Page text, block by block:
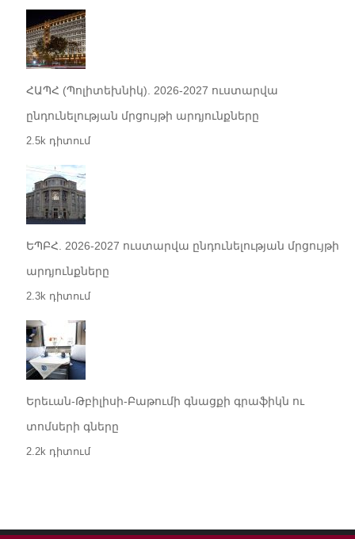
ՀԱՊՀ (Պոլիտեխնիկ). 2026-2027 ուստարվա
ընդունելության մրցույթի արդյունքները
2.5k դիտում
ԵՊԲՀ. 2026-2027 ուստարվա ընդունելության մրցույթի
արդյունքները
2.3k դիտում
Երեւան-Թբիլիսի-Բաթումի գնացքի գրաֆիկն ու
տոմսերի գները
2.2k դիտում